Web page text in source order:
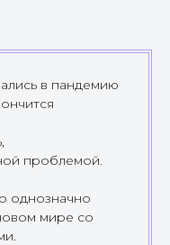
в пандемию
проблемой.
однозначно
мире со